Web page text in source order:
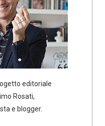
editoriale
Rosati,
e blogger.